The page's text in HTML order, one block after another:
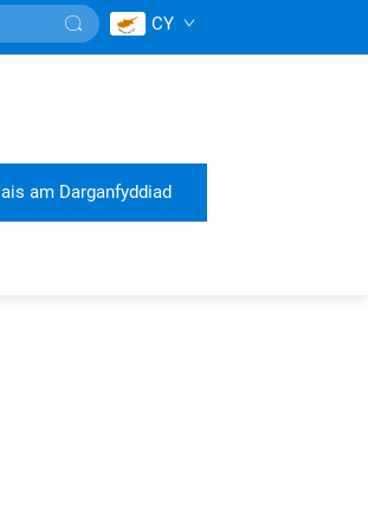
CY
am Darganfyddiad